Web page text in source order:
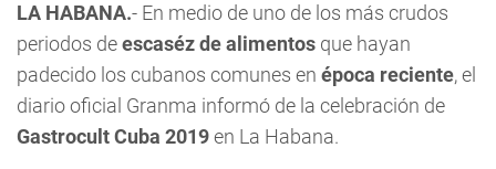
LA HABANA.- En medio de uno de los más crudos
periodos deescaséz de alimentos que hayan
padecido los cubanos comunes en época reciente, el
diario oficial Granma informó de la celebración de
Gastrocult Cuba 2019en La Habana.